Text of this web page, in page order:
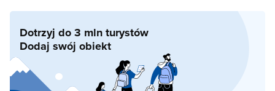
Dotrzyj do 3 mln turystów
Dodaj swój obiekt